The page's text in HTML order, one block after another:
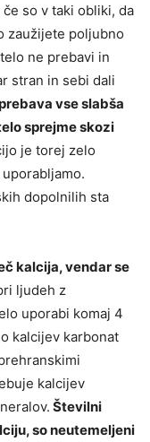
so v taki obliki, da
zaužijete poljubno
ne prebavi in
stran in sebi dali
vse slabša
sprejme skozi
je torej zelo
dopolnilih sta
kalcija, vendar se
ljudeh z
uporabi komaj 4
kalcijev karbonat
kalcijev
Številni
so neutemeljeni